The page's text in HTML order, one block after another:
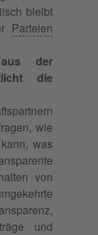
bleibt
Parteien
der
die
wie
was
von
und